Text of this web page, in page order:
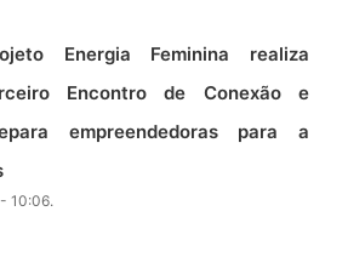
Energia Feminina realiza
Encontro de Conexão e
empreendedoras para a
10:06.